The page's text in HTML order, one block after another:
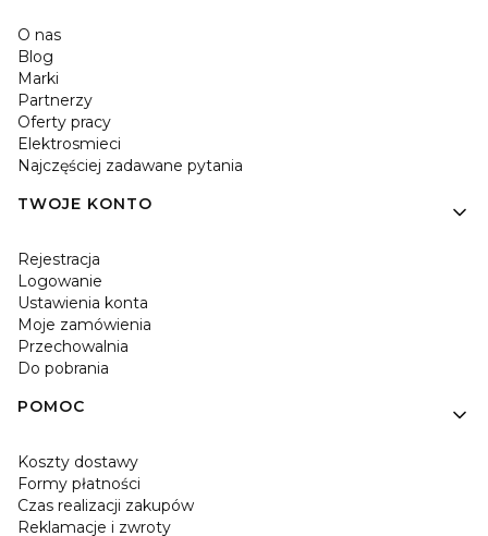
O nas
Blog
Marki
Partnerzy
Oferty pracy
Elektrosmieci
Najczęściej zadawane pytania
TWOJE KONTO
Rejestracja
Logowanie
Ustawienia konta
Moje zamówienia
Przechowalnia
Do pobrania
POMOC
Koszty dostawy
Formy płatności
Czas realizacji zakupów
Reklamacje i zwroty